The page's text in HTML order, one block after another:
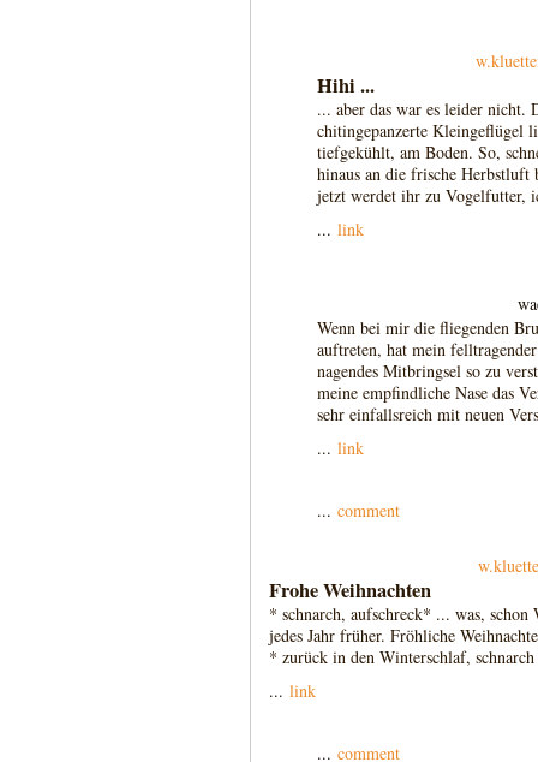
Hihi ...
... aber das war es leider nicht.
chitingepanzerte Kleingeflügel
tiefgekühlt, am Boden. So,
hinaus an die frische Herbstluft
jetzt werdet ihr zu Vogelfutter,
... link
Wenn bei mir die fliegenden
auftreten, hat mein
nagendes Mitbringsel so zu
meine empfindliche Nase das
sehr einfallsreich mit neuen
... link
... comment
Frohe Weihnachten
* schnarch, aufschreck* ... was, schon
jedes Jahr früher. Fröhliche
* zurück in den Winterschlaf,
... link
... comment